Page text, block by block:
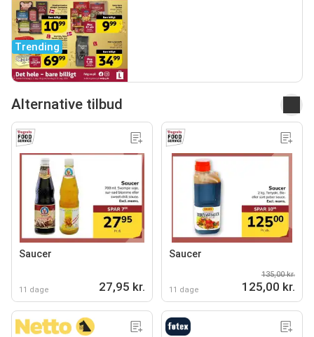
Trending
Alternative tilbud
Saucer
11 dage 27,95 kr.
Saucer
11 dage
135,00 kr.
125,00 kr.